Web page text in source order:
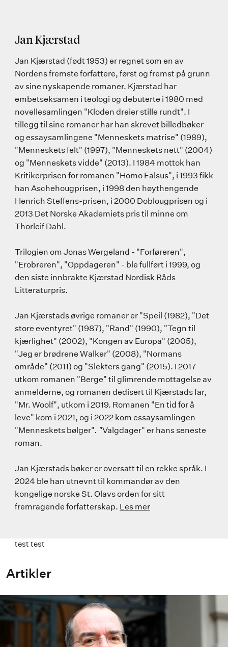
Jan Kjærstad
Jan Kjærstad (født 1953) er regnet som en av
Nordens fremste forfattere, først og fremst på grunn
av sine nyskapende romaner. Kjærstad har
embetseksamen i teologi og debuterte i 1980 med
novellesamlingen "Kloden dreier stille rundt". I
tillegg til sine romaner har han skrevet billedbøker
og essaysamlingene "Menneskets matrise" (1989),
"Menneskets felt" (1997), "Menneskets nett" (2004)
og "Menneskets vidde" (2013). I 1984 mottok han
Kritikerprisen for romanen "Homo Falsus", i 1993 fikk
han Aschehougprisen, i 1998 den høythengende
Henrich Steffens-prisen, i 2000 Doblougprisen og i
2013 Det Norske Akademiets pris til minne om
Thorleif Dahl.
Trilogien om Jonas Wergeland - "Forføreren",
"Erobreren", "Oppdageren" - ble fullført i 1999, og
den siste innbrakte Kjærstad Nordisk Råds
Litteraturpris.
Jan Kjærstads øvrige romaner er "Speil (1982), "Det
store eventyret" (1987), "Rand" (1990), "Tegn til
kjærlighet" (2002), "Kongen av Europa" (2005),
"Jeg er brødrene Walker" (2008), "Normans
område" (2011) og "Slekters gang" (2015). I 2017
utkom romanen "Berge" til glimrende mottagelse av
anmelderne, og romanen dedisert til Kjærstads far,
"Mr. Woolf", utkom i 2019. Romanen "En tid for å
leve" kom i 2021, og i 2022 kom essaysamlingen
"Menneskets bølger". "Valgdager" er hans seneste
roman.
Jan Kjærstads bøker er oversatt til en rekke språk. I
2024 ble han utnevnt til kommandør av den
kongelige norske St. Olavs orden for sitt
fremragende forfatterskap. Les mer
test test
Artikler